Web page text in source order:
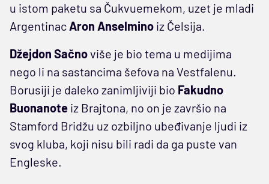
u istom paketu sa Čukvuemekom, uzet je mladi
Argentinac Aron Anselmino iz Čelsija.
Džejdon Sačnoviše je bio tema u medijima
nego li na sastancima šefova na Vestfalenu.
Borusiji je daleko zanimljiviji bio Fakudno
Buonanote iz Brajtona, no on je završio na
Stamford Bridžu uz ozbiljno ubeđivanje ljudi iz
svog kluba, koji nisu bili radi da ga puste van
Engleske.